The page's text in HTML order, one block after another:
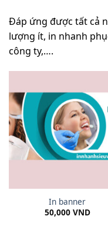
Đáp ứng được tất cả
lượng ít, in nhanh
công ty,….
In banner
50,000 VND